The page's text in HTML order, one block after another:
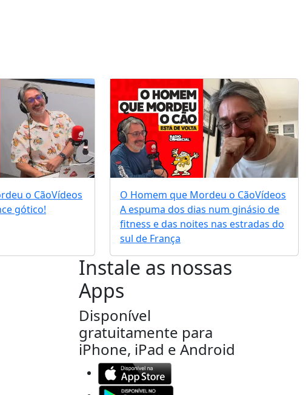
o CãoVídeos
gótico!
O Homem que Mordeu o CãoVídeos
A espuma dos dias num ginásio de
fitness e das noites nas estradas do
sul de França
Instale as nossas
Apps
Disponível
gratuitamente para
iPhone, iPad e Android